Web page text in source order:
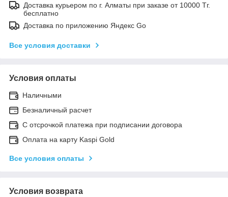
Доставка курьером по г. Алматы при заказе от 10000 Тг.
бесплатно
Доставка по приложению Яндекс Go
Все условия доставки
Условия оплаты
Наличными
Безналичный расчет
С отсрочкой платежа при подписании договора
Оплата на карту Kaspi Gold
Все условия оплаты
Условия возврата